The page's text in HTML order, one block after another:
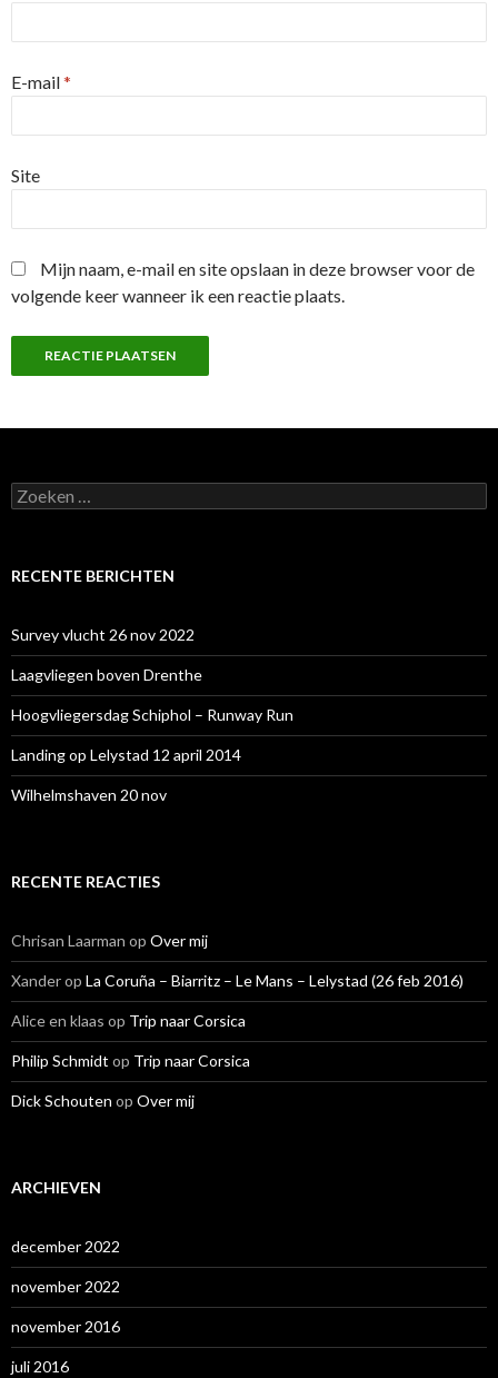
E-mail*
Site
Mijn naam, e-mail en site opslaan in deze browser voor de
volgende keer wanneer ik een reactie plaats.
Zoeken
naar:
RECENTE BERICHTEN
Survey vlucht 26 nov 2022
Laagvliegen boven Drenthe
Hoogvliegersdag Schiphol – Runway Run
Landing op Lelystad 12 april 2014
Wilhelmshaven 20 nov
RECENTE REACTIES
Chrisan Laarman op Over mij
Xanderop La Coruña – Biarritz – Le Mans – Lelystad (26 feb 2016)
Alice en klaas op Trip naar Corsica
Philip Schmidt op Trip naar Corsica
Dick Schouten op Over mij
ARCHIEVEN
december 2022
november 2022
november 2016
juli 2016